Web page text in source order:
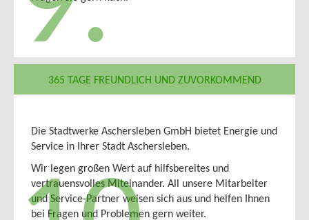
365 TAGE FREUNDLICH UND ZUVORKOMMEND
Die Stadtwerke Aschersleben GmbH bietet Energie und
Service in Ihrer Stadt Aschersleben.
Wir legen großen Wert auf hilfsbereites und
vertrauensvolles Miteinander. All unsere Mitarbeiter
und Service-Partner weisen sich aus und helfen Ihnen
bei Fragen und Problemen gern weiter.